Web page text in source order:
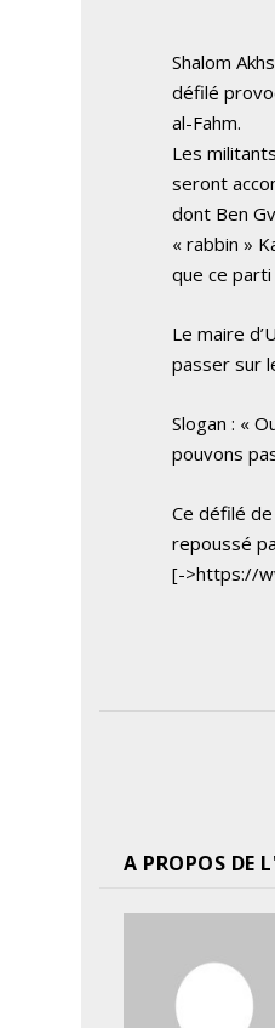
Shalom
défilé
al-Fahm.
Les
seront
dont Ben
« rabbin »
que ce
Le maire
passer sur
Slogan : «
pouvons
Ce défilé
repoussé
[->https://
A PROPOS DE